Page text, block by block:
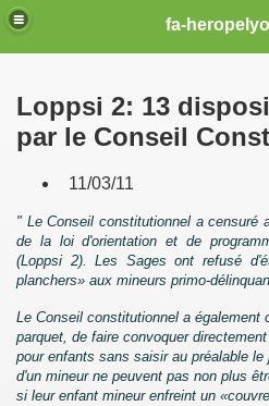
fa-
Loppsi 2: 13
par le Conseil
11/03/11
" Le Conseil constitutionnel a censuré
de la loi d'orientation et de
(Loppsi 2). Les Sages ont refusé
planchers» aux mineurs primo-
Le Conseil constitutionnel a également
parquet, de faire convoquer
pour enfants sans saisir au préalable
d'un mineur ne peuvent pas non plus
si leur enfant mineur enfreint un